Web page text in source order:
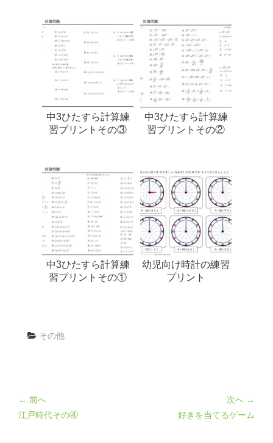
中3ひたすら計算練
習プリントその③
中3ひたすら計算練
習プリントその②
中3ひたすら計算練
習プリントその①
幼児向け時計の練習
プリント
その他
← 前へ
江戸時代その④
次へ →
好きを当てるゲーム